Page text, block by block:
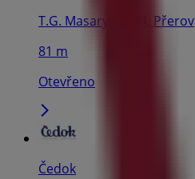
T.G. Masaryka 224, Přerov
81 m
Otevřeno
Čedok